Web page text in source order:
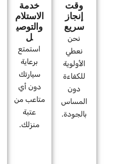
وقت
إنجاز
سريع
نحن
نعطي
الأولوية
للكفاءة
دون
المساس
بالجودة.
خدمة
الاستلام
والتوصي
ل
استمتع
برعاية
سيارتك
دون أي
متاعب من
عتبة
منزلك.